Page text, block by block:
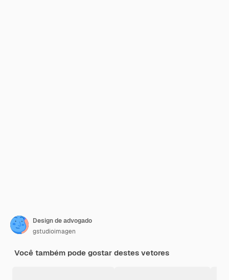
Design de advogado
gstudioimagen
Você também pode gostar destes vetores